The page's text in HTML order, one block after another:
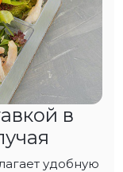
в
удобную